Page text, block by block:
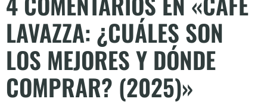
LAVAZZA: ¿CUÁLES SON
LOS MEJORES Y DÓNDE
COMPRAR? (2025)»